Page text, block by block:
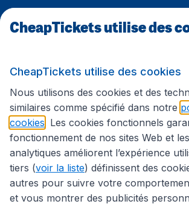
Sites internationaux
Suivez CheapTickets.be
CheapTickets utilise des
CheapTickets utilise des cookies
Nous utilisons des cookies et des
similaires comme spécifié dans notre
cookies . Les cookies fonctionnels
fonctionnement de nos sites Web et
analytiques améliorent l’expérience
tiers (voir la liste) définissent des
autres pour suivre votre
et vous montrer des publicités